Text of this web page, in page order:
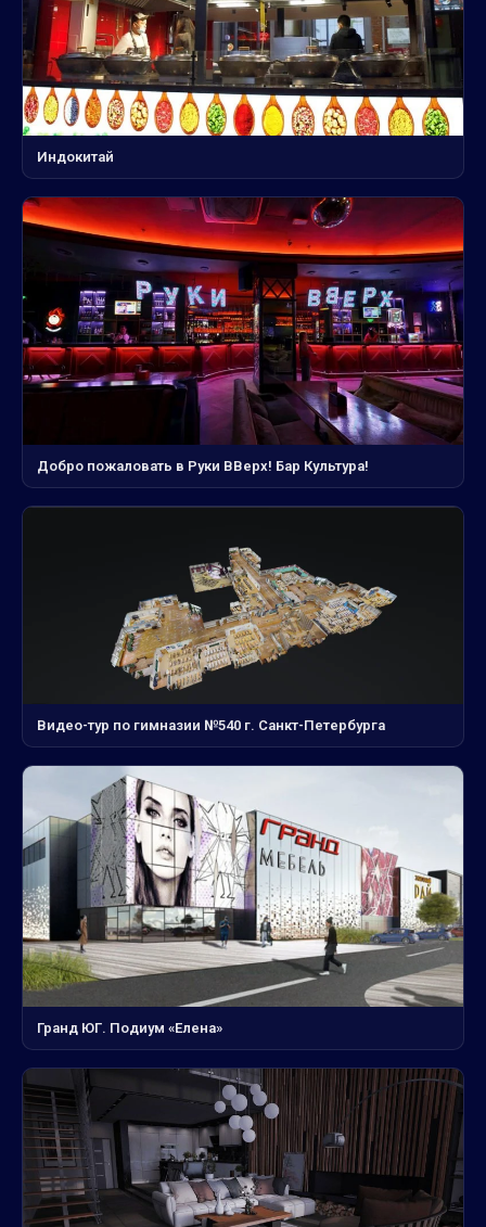
Индокитай
Добро пожаловать в Руки ВВерх! Бар Культура!
Видео-тур по гимназии №540 г. Санкт-Петербурга
Гранд ЮГ. Подиум «Елена»